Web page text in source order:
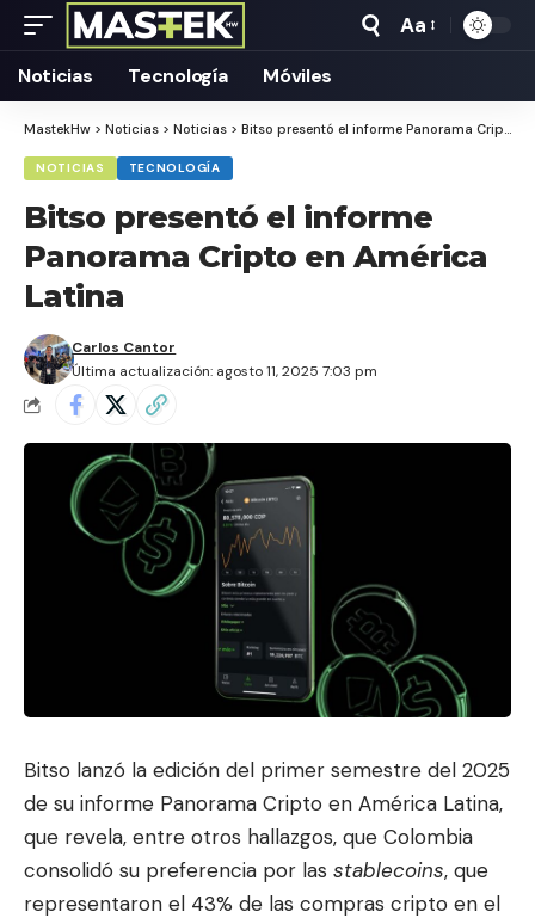
Tamaño
Aa
Noticias Tecnología Móviles
MastekHw > Noticias > Noticias > Bitso presentó el informe Panorama Cripto en América Latina
NOTICIAS TECNOLOGÍA
Bitso presentó el informe
Panorama Cripto en América
Latina
Última actualización: agosto 11, 2025 7:03 pm
Carlos Cantor
Bitso lanzó la edición del primer semestre del 2025
de su informe Panorama Cripto en América Latina,
que revela, entre otros hallazgos, que Colombia
consolidó su preferencia por las stablecoins, que
representaron el 43% de las compras cripto en el